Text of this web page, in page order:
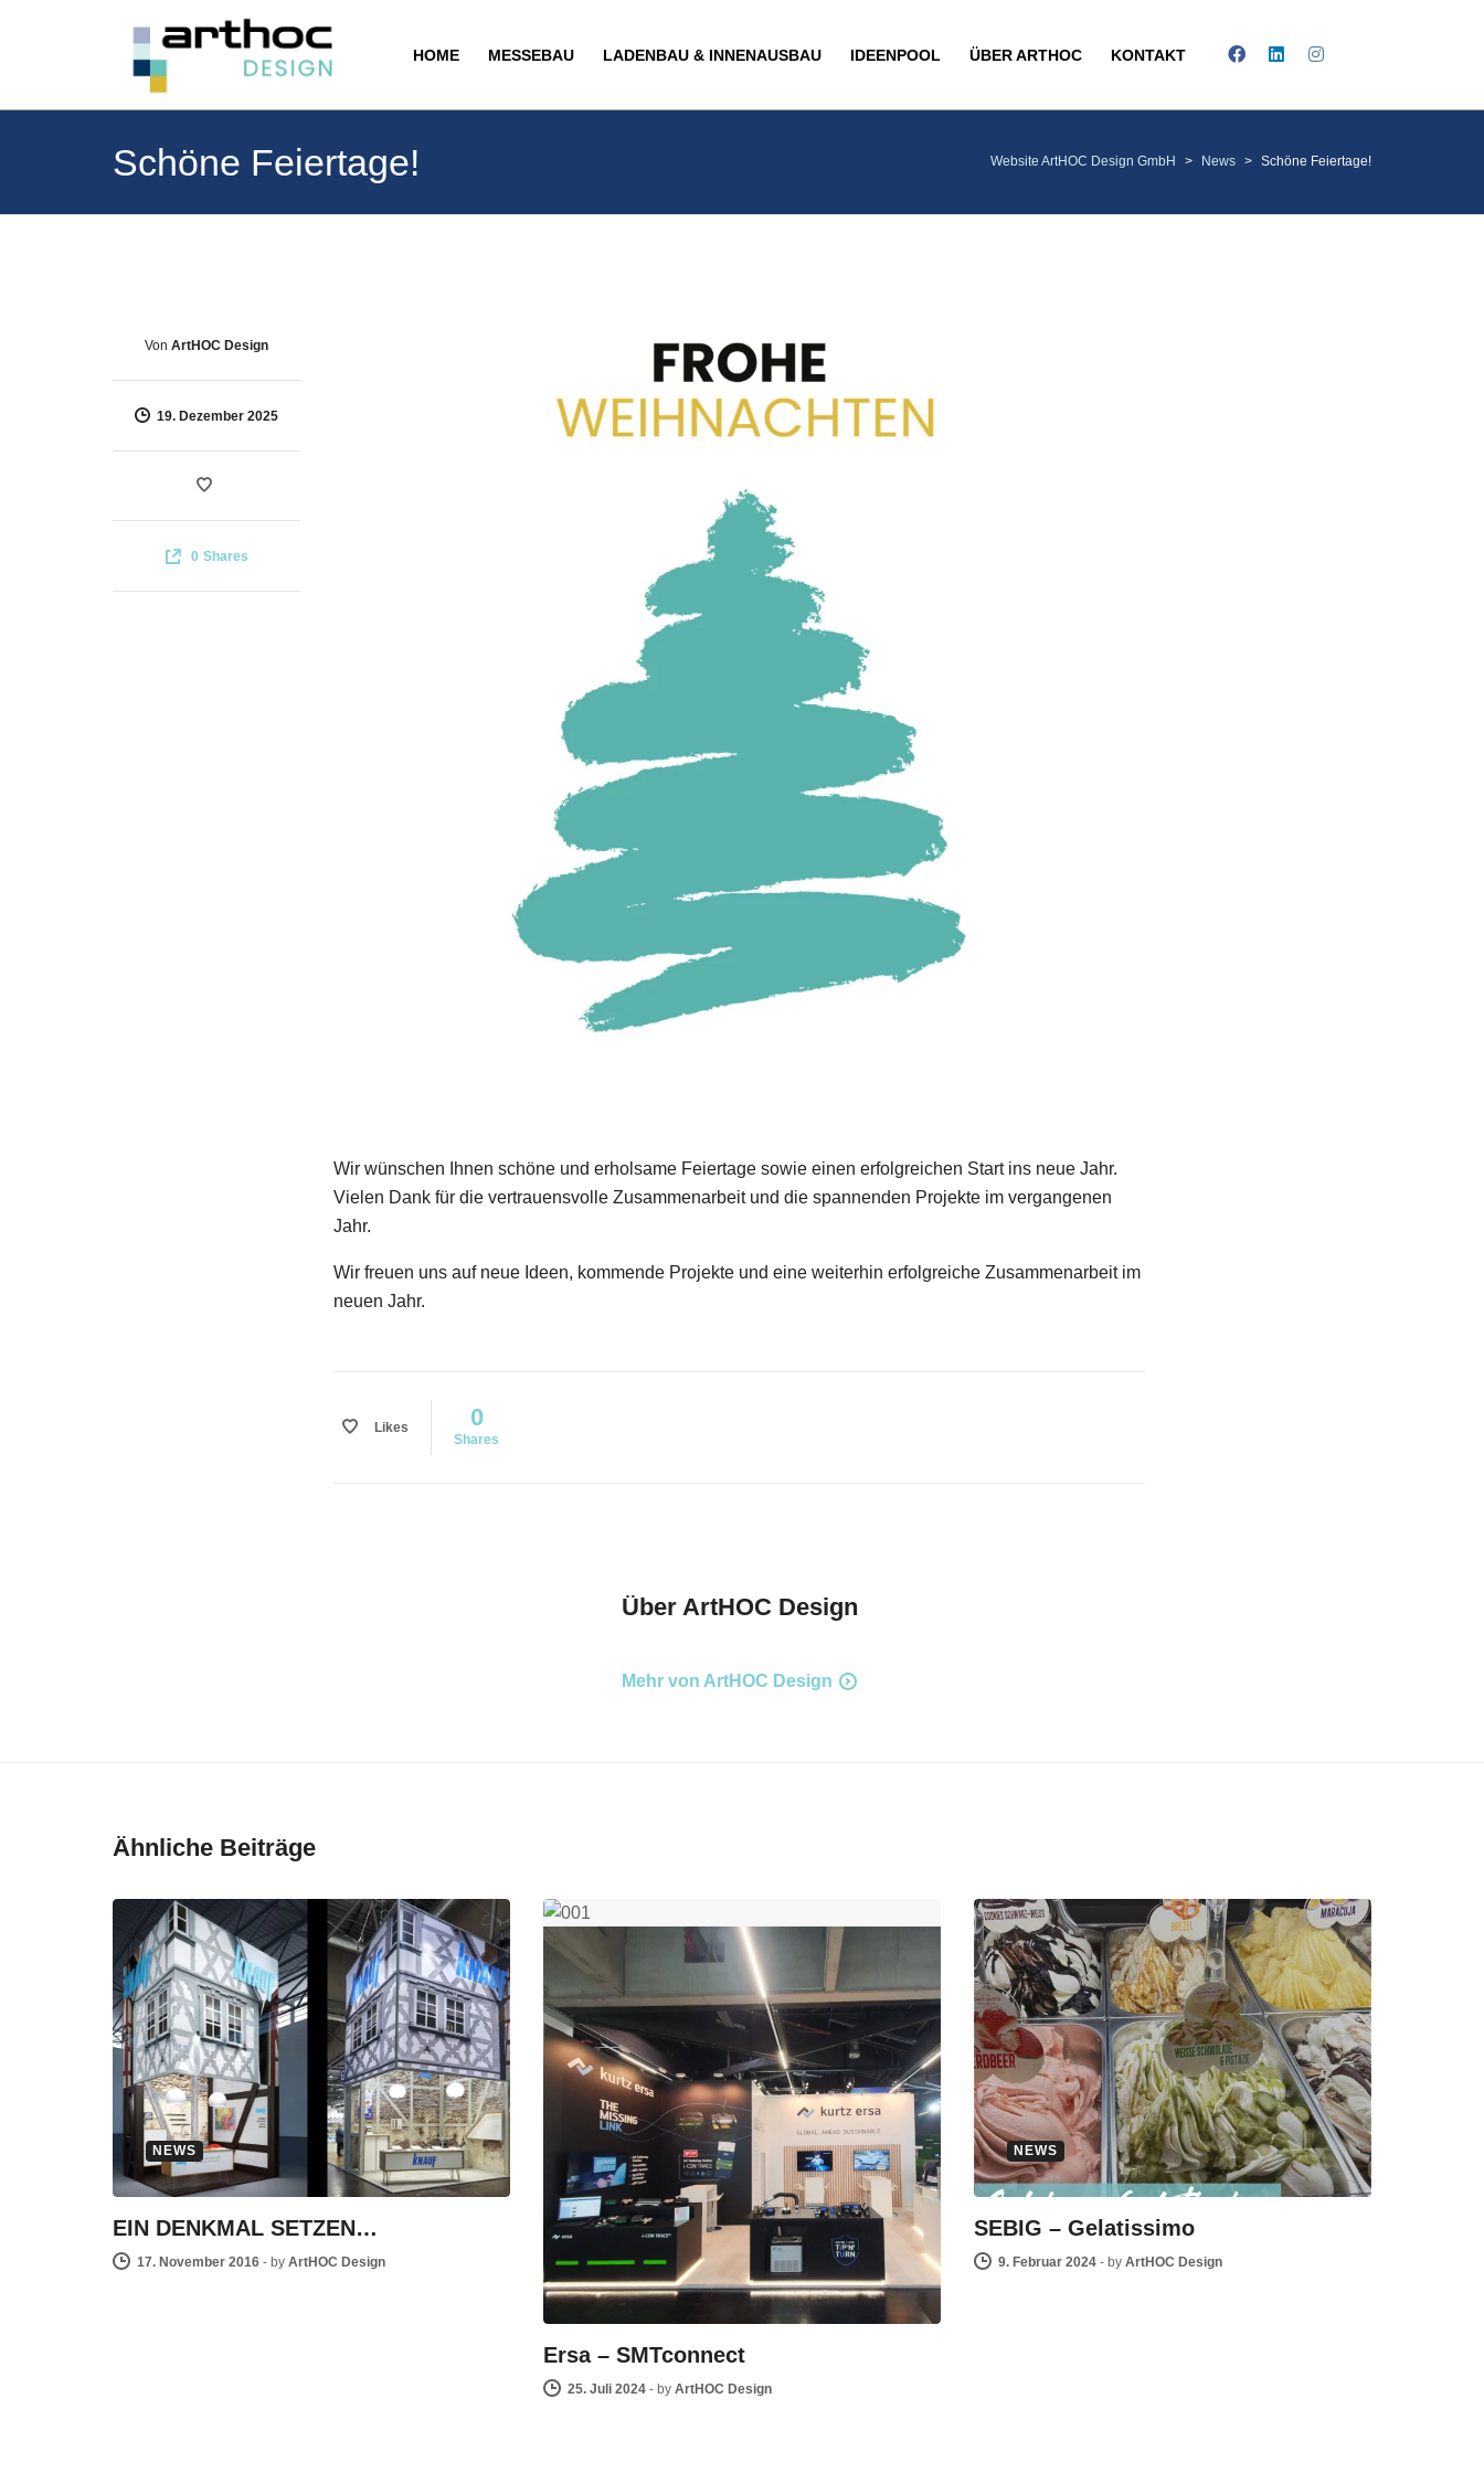
HOME MESSEBAU LADENBAU & INNENAUSBAU IDEENPOOL ÜBER ARTHOC KONTAKT
Schöne Feiertage! Website ArtHOC Design GmbH > News > Schöne Feiertage!
Von ArtHOC Design
19. Dezember 2025
0 Shares
Wir wünschen Ihnen schöne und erholsame Feiertage sowie einen erfolgreichen Start ins neue Jahr.
Vielen Dank für die vertrauensvolle Zusammenarbeit und die spannenden Projekte im vergangenen
Jahr.
Wir freuen uns auf neue Ideen, kommende Projekte und eine weiterhin erfolgreiche Zusammenarbeit im
neuen Jahr.
Likes 0
Shares
Über ArtHOC Design
Mehr von ArtHOC Design
Ähnliche Beiträge
NEWS
EIN DENKMAL SETZEN…
17. November 2016 - by ArtHOC Design
Ersa – SMTconnect
25. Juli 2024 - by ArtHOC Design
NEWS
SEBIG – Gelatissimo
9. Februar 2024 - by ArtHOC Design